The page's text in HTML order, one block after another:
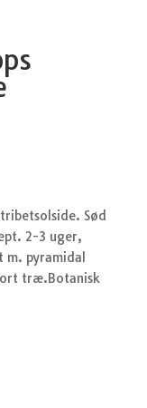
Sød
2-3 uger,
pyramidal
træ.Botanisk